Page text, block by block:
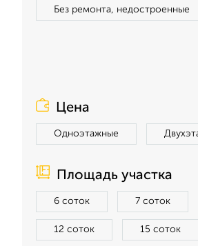
Без ремонта, недостроенные
Цена
Одноэтажные
Площадь участка
6 соток 7 соток
12 соток 15 соток